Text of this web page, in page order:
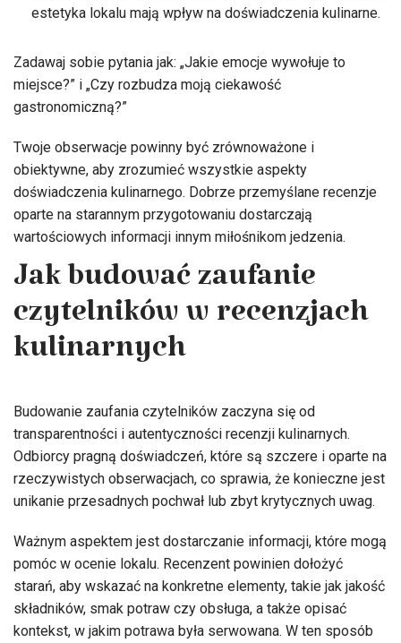
estetyka lokalu mają wpływ na doświadczenia kulinarne.
Zadawaj sobie pytania jak: „Jakie emocje wywołuje to
miejsce?” i „Czy rozbudza moją ciekawość
gastronomiczną?”
Twoje obserwacje powinny być zrównoważone i
obiektywne, aby zrozumieć wszystkie aspekty
doświadczenia kulinarnego. Dobrze przemyślane recenzje
oparte na starannym przygotowaniu dostarczają
wartościowych informacji innym miłośnikom jedzenia.
Jak budować zaufanie
czytelników w recenzjach
kulinarnych
Budowanie zaufania czytelników zaczyna się od
transparentności i autentyczności recenzji kulinarnych.
Odbiorcy pragną doświadczeń, które są szczere i oparte na
rzeczywistych obserwacjach, co sprawia, że konieczne jest
unikanie przesadnych pochwał lub zbyt krytycznych uwag.
Ważnym aspektem jest dostarczanie informacji, które mogą
pomóc w ocenie lokalu. Recenzent powinien dołożyć
starań, aby wskazać na konkretne elementy, takie jak jakość
składników, smak potraw czy obsługa, a także opisać
kontekst, w jakim potrawa była serwowana. W ten sposób